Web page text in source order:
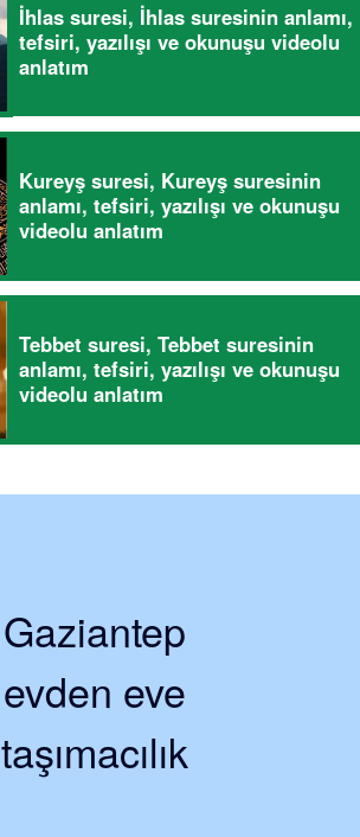
İhlas suresi, İhlas suresinin anlamı,
tefsiri, yazılışı ve okunuşu videolu
anlatım
Kureyş suresi, Kureyş suresinin
anlamı, tefsiri, yazılışı ve okunuşu
videolu anlatım
Tebbet suresi, Tebbet suresinin
anlamı, tefsiri, yazılışı ve okunuşu
videolu anlatım
Gaziantep
evden eve
taşımacılık